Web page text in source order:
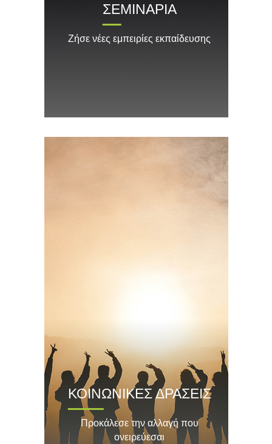
ΣΕΜΙΝΑΡΙΑ
Ζήσε νέες εμπειρίες εκπαίδευσης
ΚΟΙΝΩΝΙΚΕΣ ΔΡΑΣΕΙΣ
Προκάλεσε την αλλαγή που
ονειρεύεσαι